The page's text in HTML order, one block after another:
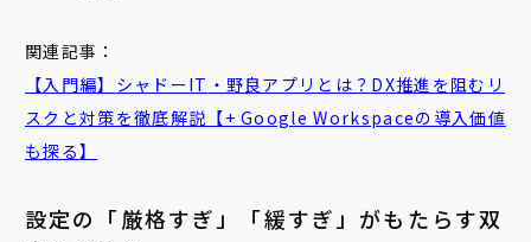
関連記事：
【入門編】 シャドーIT ・野良アプリとは？DX推進を阻むリ
スクと対策を徹底解説【+ Google Workspaceの導入価値
も探る】
設定の「厳格すぎ」「緩すぎ」がもたらす双